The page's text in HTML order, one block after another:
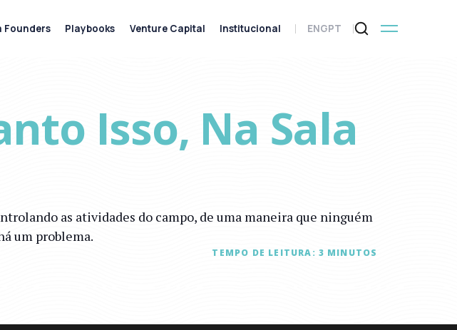
Isso, Na Sala
as atividades do campo, de uma maneira que ninguém
um problema.
TEMPO DE LEITURA: 3 MINUTOS
Founders Playbooks Venture Capital Institucional ENGPT